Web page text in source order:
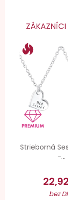
ZÁKAZNÍCI
Strieborná
-...
bez